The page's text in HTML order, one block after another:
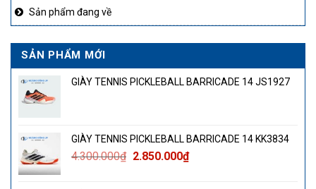
Sản phẩm đang về
SẢN PHẨM MỚI
GIÀY TENNIS PICKLEBALL BARRICADE 14 JS1927
GIÀY TENNIS PICKLEBALL BARRICADE 14 KK3834
4.300.000₫ Giá
2.850.000₫Giá